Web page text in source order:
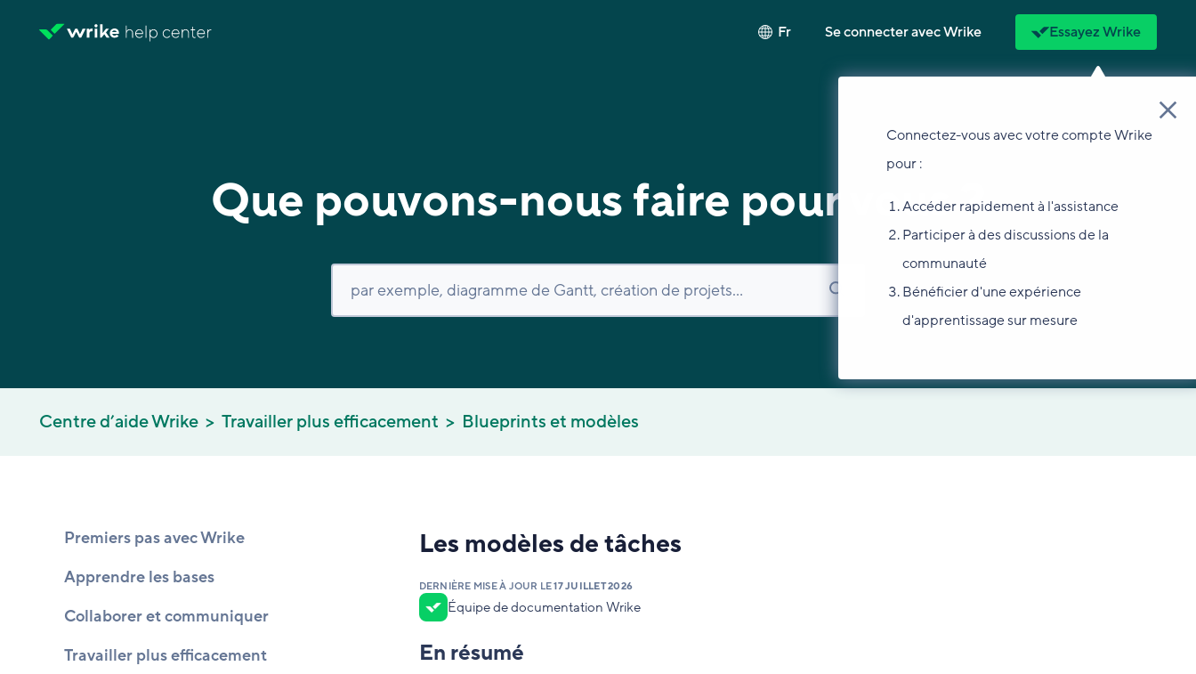
Fr Se connecter avec Wrike Essayez Wrike
Connectez-vous avec votre compte Wrike
pour :
Accéder rapidement à l'assistance
Participer à des discussions de la
communauté
Bénéficier d'une expérience
d'apprentissage sur mesure
Que pouvons-nous faire pour vous ?
Centre d’aide Wrike Travailler plus efficacement Blueprints et modèles
Premiers pas avec Wrike
Apprendre les bases
Collaborer et communiquer
Travailler plus efficacement
Les modèles de tâches
DERNIÈRE MISE À JOUR LE17 JUILLET 2026
Équipe de documentation Wrike
En résumé